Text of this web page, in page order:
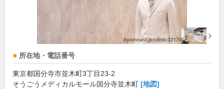
所在地・電話番号
東京都国分寺市並木町3丁目23-2
そうごうメディカルモール国分寺並木町 [地図]